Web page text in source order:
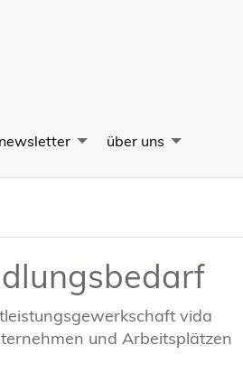
newsletter über uns
vida
und Arbeitsplätzen